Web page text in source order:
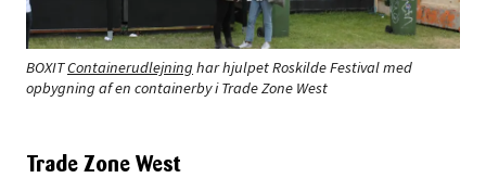
BOXITContainerudlejning har hjulpet Roskilde Festival med
opbygning af en containerby i Trade Zone West
Trade Zone West